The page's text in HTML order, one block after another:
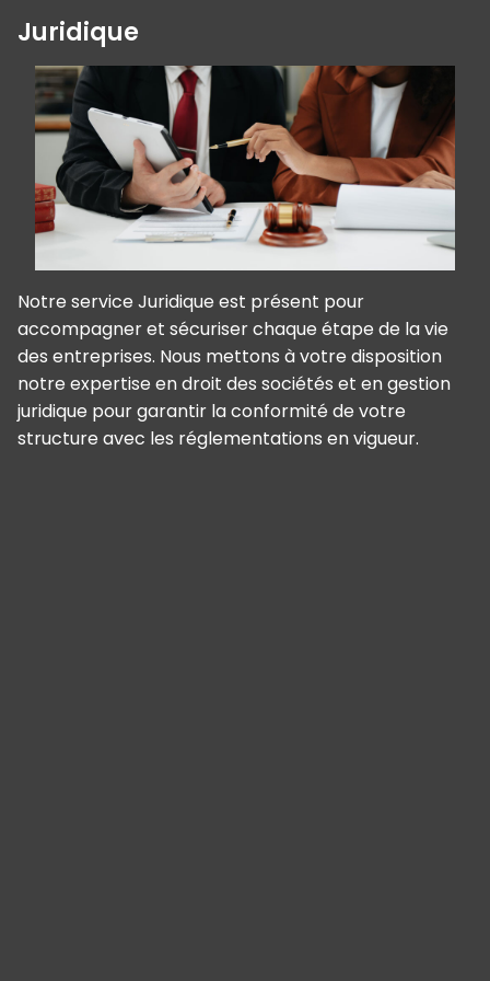
Juridique
Notre service Juridique est présent pour
accompagner et sécuriser chaque étape de la vie
des entreprises. Nous mettons à votre disposition
notre expertise en droit des sociétés et en gestion
juridique pour garantir la conformité de votre
structure avec les réglementations en vigueur.